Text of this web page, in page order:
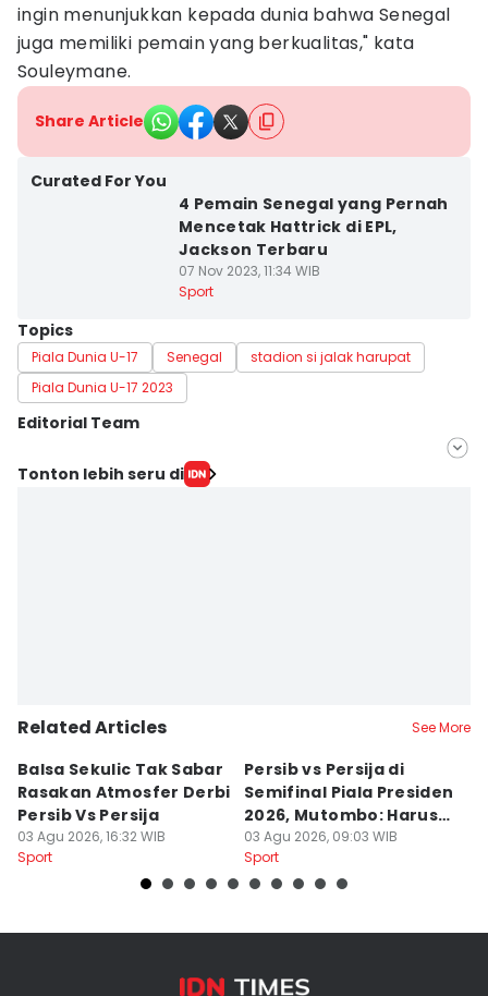
ingin menunjukkan kepada dunia bahwa Senegal
juga memiliki pemain yang berkualitas," kata
Souleymane.
Share Article
Curated For You
4 Pemain Senegal yang Pernah
Mencetak Hattrick di EPL,
Jackson Terbaru
07 Nov 2023, 11:34 WIB
Sport
Topics
Piala Dunia U-17 Senegal
stadion si jalak harupat
Piala Dunia U-17 2023
Editorial Team
Editor
Tonton lebih seru di
Related Articles See More
Balsa Sekulic Tak Sabar
Rasakan Atmosfer Derbi
Persib Vs Persija
03 Agu 2026, 16:32 WIB
Sport
Persib vs Persija di
Semifinal Piala Presiden
2026, Mutombo: Harus
Menang
03 Agu 2026, 09:03 WIB
Sport